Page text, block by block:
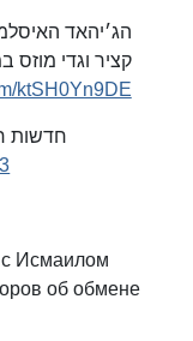
הג׳יהאד
קציר וגדי מוזס
ktSH0Yn9DE
Исмаилом
об обмене